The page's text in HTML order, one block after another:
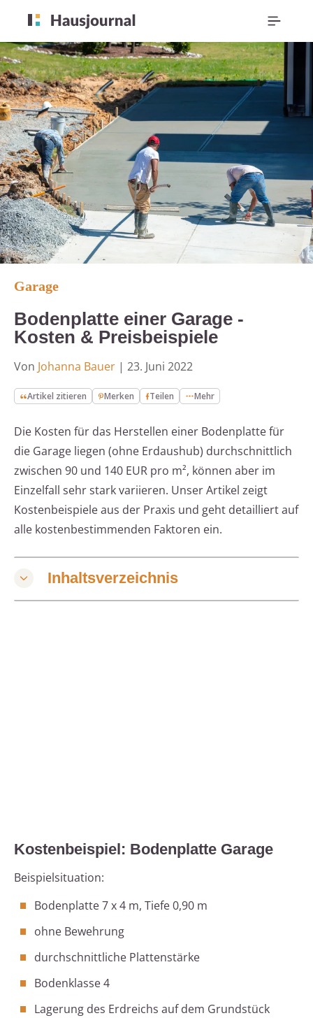
Garage
Bodenplatte einer Garage -
Kosten & Preisbeispiele
Von Johanna Bauer | 23. Juni 2022
Artikel zitieren Merken Teilen Mehr
Die Kosten für das Herstellen einer Bodenplatte für
die Garage liegen (ohne Erdaushub) durchschnittlich
zwischen 90 und 140 EUR pro m², können aber im
Einzelfall sehr stark variieren. Unser Artikel zeigt
Kostenbeispiele aus der Praxis und geht detailliert auf
alle kostenbestimmenden Faktoren ein.
Inhaltsverzeichnis
Kostenbeispiel: Bodenplatte Garage
Beispielsituation:
Bodenplatte 7 x 4 m, Tiefe 0,90 m
ohne Bewehrung
durchschnittliche Plattenstärke
Bodenklasse 4
Lagerung des Erdreichs auf dem Grundstück